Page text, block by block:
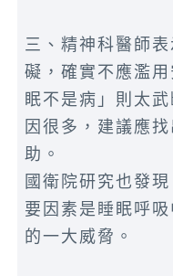
三、精神科醫師
礙，確實不應濫
眠不是病」則太
因很多，建議應
助。
國衛院研究也發
要因素是睡眠呼
的一大威脅。